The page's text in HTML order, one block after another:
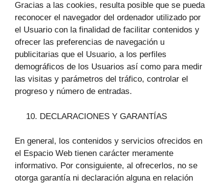
Gracias a las cookies, resulta posible que se pueda
reconocer el navegador del ordenador utilizado por
el Usuario con la finalidad de facilitar contenidos y
ofrecer las preferencias de navegación u
publicitarias que el Usuario, a los perfiles
demográficos de los Usuarios así como para medir
las visitas y parámetros del tráfico, controlar el
progreso y número de entradas.
DECLARACIONES Y GARANTÍAS
En general, los contenidos y servicios ofrecidos en
el Espacio Web tienen carácter meramente
informativo. Por consiguiente, al ofrecerlos, no se
otorga garantía ni declaración alguna en relación